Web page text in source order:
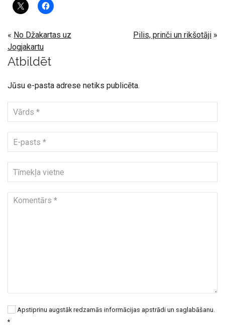
« No Džakartas uz
Jogjakartu
Pilis, prinči un rikšotāji »
Atbildēt
Jūsu e-pasta adrese netiks publicēta.
Apstiprinu augstāk redzamās informācijas apstrādi un saglabāšanu.
*